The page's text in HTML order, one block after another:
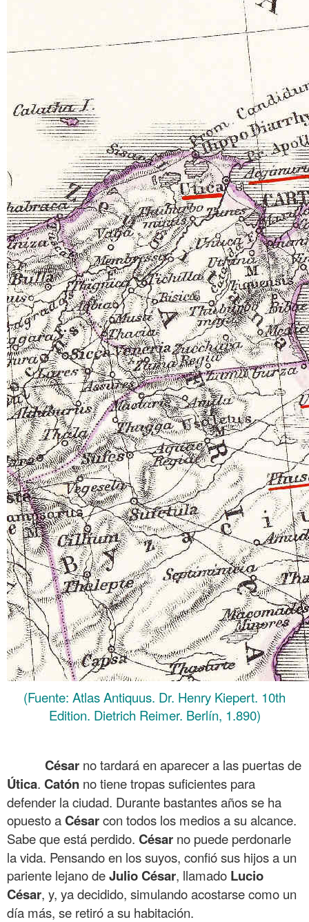
(Fuente: Atlas Antiquus. Dr. Henry Kiepert. 10th
Edition. Dietrich Reimer. Berlín, 1.890)
César no tardará en aparecer a las puertas de
Útica. Catón no tiene tropas suficientes para
defender la ciudad. Durante bastantes años se ha
opuesto aCésarcon todos los medios a su alcance.
Sabe que está perdido. César no puede perdonarle
la vida. Pensando en los suyos, confió sus hijos a un
pariente lejano deJulioCésar, llamado Lucio
César, y, ya decidido, simulando acostarse como un
día más, se retiró a su habitación.